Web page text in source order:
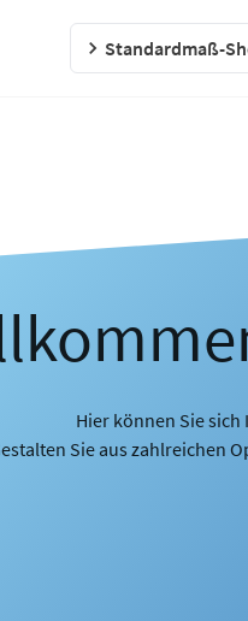
Standardmaß-
Hier können Sie
Sie aus zahlreichen